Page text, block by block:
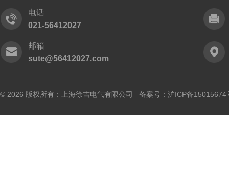
电话
021-56412027
邮箱
sute@56412027.com
© 2026 版权所有：上海徐吉电气有限公司 备案号： 沪ICP备15015674